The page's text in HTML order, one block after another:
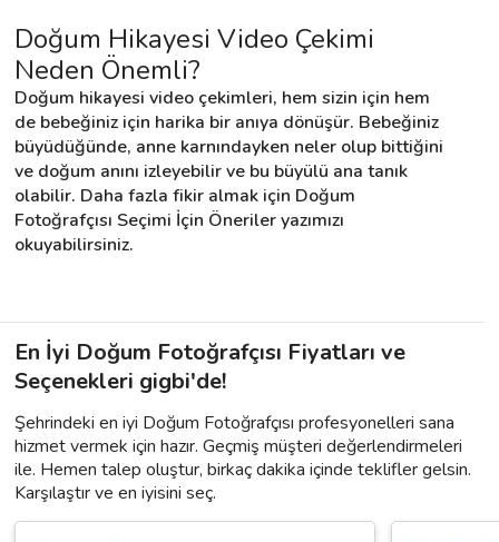
Doğum Hikayesi Video Çekimi
Neden Önemli?
Doğum hikayesi video çekimleri, hem sizin için hem
de bebeğiniz için harika bir anıya dönüşür. Bebeğiniz
büyüdüğünde, anne karnındayken neler olup bittiğini
ve doğum anını izleyebilir ve bu büyülü ana tanık
olabilir. Daha fazla fikir almak için Doğum
Fotoğrafçısı Seçimi İçin Öneriler yazımızı
okuyabilirsiniz.
En İyi Doğum Fotoğrafçısı Fiyatları ve
Seçenekleri gigbi'de!
Şehrindeki en iyi Doğum Fotoğrafçısı profesyonelleri sana
hizmet vermek için hazır. Geçmiş müşteri değerlendirmeleri
ile. Hemen talep oluştur, birkaç dakika içinde teklifler gelsin.
Karşılaştır ve en iyisini seç.